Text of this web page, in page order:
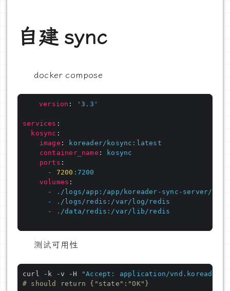
自建 sync
docker compose
version : '3.3'
services :
kosync :
image :
koreader/kosync:latest
container_name :
kosync
ports :
-
7200 : 7200
volumes :
-
./logs/app:/app/koreader-sync-server/logs
-
./logs/redis:/var/log/redis
-
./data/redis:/var/lib/redis
测试可用性
curl -k -v -H
"Accept: application/
# should return {"state":"OK"}